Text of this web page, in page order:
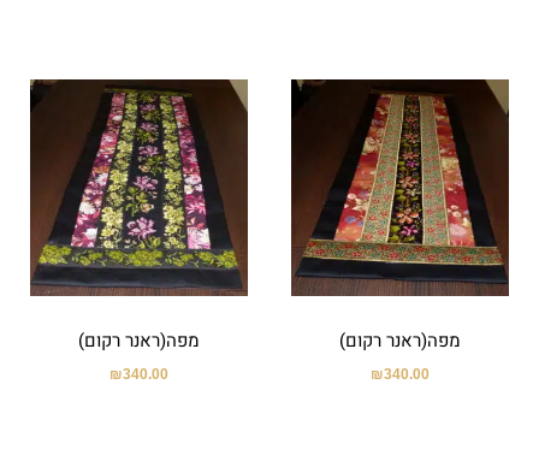
מפה(ראנר רקום)
₪340.00
מפה(ראנר רקום)
₪340.00